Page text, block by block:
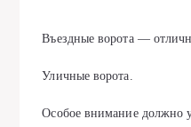
Въездные ворота —
Уличные ворота.
Особое внимание должно